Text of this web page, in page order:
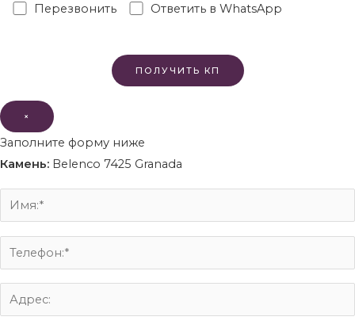
Перезвонить Ответить в WhatsApp
×
Заполните форму ниже
Камень: Belenco 7425 Granada